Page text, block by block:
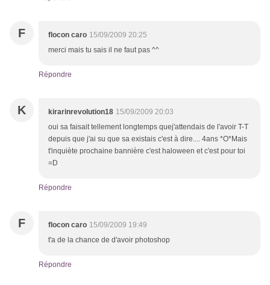
F flocon caro 15/09/2009 20:25
merci mais tu sais il ne faut pas ^^
Répondre
K kirarinrevolution18 15/09/2009 20:03
oui sa faisait tellement longtemps quej'attendais de l'avoir T-T
depuis que j'ai su que sa existais c'est à dire.... 4ans *O*Mais
t'inquiète prochaine bannière c'est haloween et c'est pour toi
=D
Répondre
F flocon caro 15/09/2009 19:49
t'a de la chance de d'avoir photoshop
Répondre